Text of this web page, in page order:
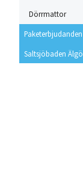
Dörrmattor
Paketerbjudanden
Saltsjöbaden Älgö